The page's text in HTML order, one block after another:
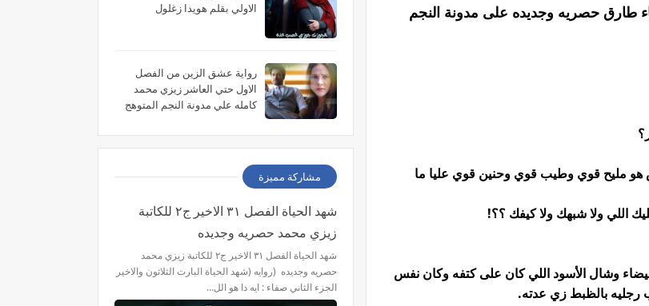
طارق حصريه وجديده على مدونة النجم
هو مليح قوي وطيب قوي وحنين قوي عليا ما
اللي ولا شبهك ولا كيفك ؟؟!
وشال الأسود اللي كان على كتفه وكان نفس
رجليه بالظبط زي عدته.
الاولي بقلم هويدا زغلول
رواية عشق الزين من الفصل
الاول حتي العاشر زيزي محمد
كامله علي مدونة النجم المتوهج
مشاركة مميزة
شهد الحياة الفصل ٣١ الاخير ج٢ للكاتبة
زيزي محمد حصريه وجديده
شهد الحياة الفصل ٣١ الاخير ج٢ للكاتبة زيزي محمد
حصريه وجديده (روايه (شهد الحياة البارت الثلاثون والاخير
الجزء الثاني صفاء : ايه دا هو الل…